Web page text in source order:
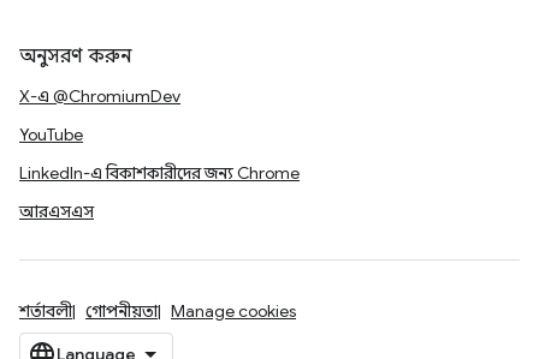
অনুসরণ করুন
X-এ @ChromiumDev
YouTube
LinkedIn-এ বিকাশকারীদের জন্য Chrome
আরএসএস
শর্তাবলী গোপনীয়তা Manage cookies